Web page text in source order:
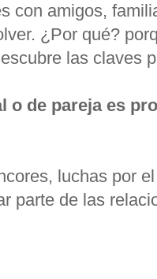
con amigos,
¿Por qué?
las claves
o de pareja es
luchas por
parte de las